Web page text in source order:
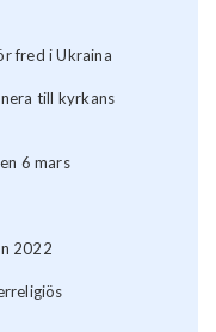
fred i Ukraina
till kyrkans
6 mars
2022